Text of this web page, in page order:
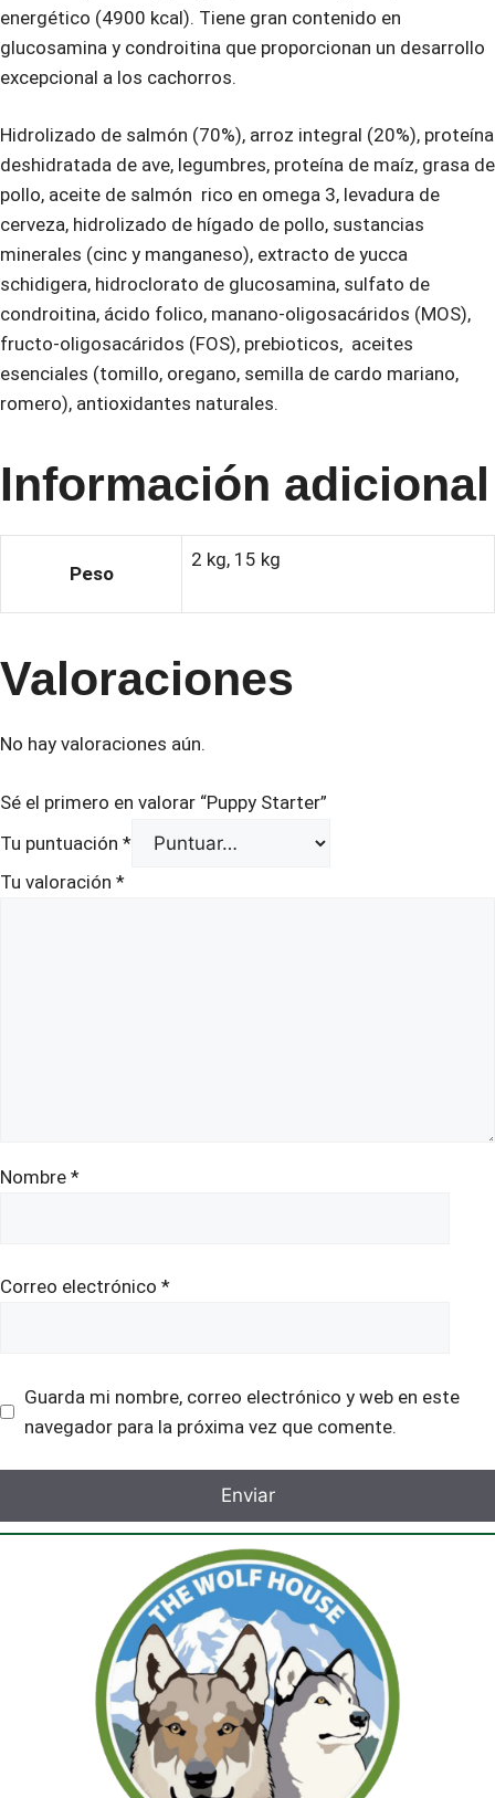
energético (4900 kcal). Tiene gran contenido en
glucosamina y condroitina que proporcionan un desarrollo
excepcional a los cachorros.
Hidrolizado de salmón (70%), arroz integral (20%), proteína
deshidratada de ave, legumbres, proteína de maíz, grasa de
pollo, aceite de salmón rico en omega 3, levadura de
cerveza, hidrolizado de hígado de pollo, sustancias
minerales (cinc y manganeso), extracto de yucca
schidigera, hidroclorato de glucosamina, sulfato de
condroitina, ácido folico, manano-oligosacáridos (MOS),
fructo-oligosacáridos (FOS), prebioticos, aceites
esenciales (tomillo, oregano, semilla de cardo mariano,
romero), antioxidantes naturales.
Información adicional
Peso
2 kg, 15 kg
Valoraciones
No hay valoraciones aún.
Sé el primero en valorar “Puppy Starter”
Tu puntuación *
Tu valoración *
Nombre *
Correo electrónico *
Guarda mi nombre, correo electrónico y web en este
navegador para la próxima vez que comente.